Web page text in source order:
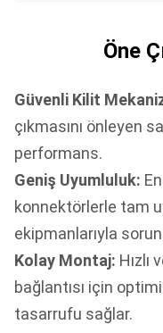
Öne
Güvenli Kilit
çıkmasını önleyen
performans.
Geniş Uyumluluk:
konnektörlerle tam
ekipmanlarıyla
Kolay Montaj:
bağlantısı için
tasarrufu sağlar.